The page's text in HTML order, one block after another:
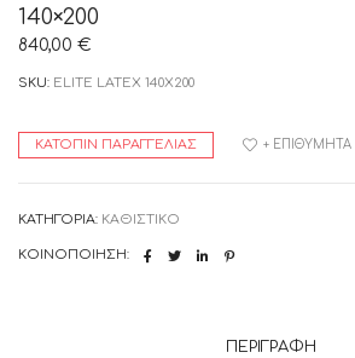
140×200
840,00 €
SKU: ELITE LATEX 140X200
ΚΑΤΌΠΙΝ ΠΑΡΑΓΓΕΛΊΑΣ + ΕΠΙΘΥΜΗΤΆ
ΚΑΤΗΓΟΡΊΑ: ΚΑΘΙΣΤΙΚΟ
ΚΟΙΝΟΠΟΊΗΣΗ:
ΠΕΡΙΓΡΑΦΉ